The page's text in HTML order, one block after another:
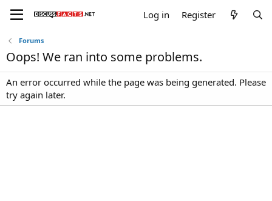
Log in Register
Forums
Oops! We ran into some problems.
An error occurred while the page was being generated. Please
try again later.